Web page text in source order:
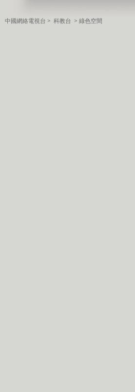
中國網絡電視台 > 科教台 > 綠色空間